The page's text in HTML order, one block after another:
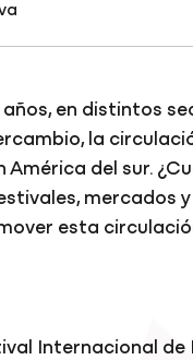
en distintos
la
del sur.
mercados
esta
Internacional